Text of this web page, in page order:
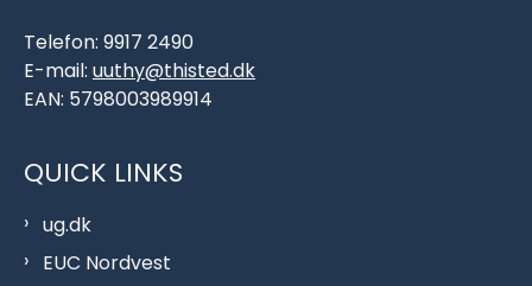
Telefon: 9917 2490
E-mail: uuthy@thisted.dk
EAN: 5798003989914
QUICK LINKS
ug.dk
EUC Nordvest